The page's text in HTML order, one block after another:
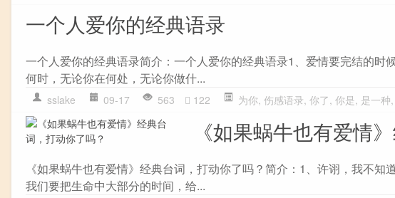
一个人爱你的经典语录
一个人爱你的经典语录简介：一个人爱你的经典语录1、爱情要完结的
何时，无论你在何处，无论你做什...
sslake 09-17 563 122 为你, 伤感语录, 你了, 你是, 是一种,
《如果蜗牛也有爱情
《如果蜗牛也有爱情》经典台词，打动你了吗？简介：1、许诩，我不
我们要把生命中大部分的时间，给...